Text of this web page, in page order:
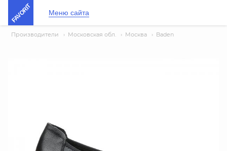
FAVORIT Меню сайта
Производители › Московская обл. › Москва › Baden